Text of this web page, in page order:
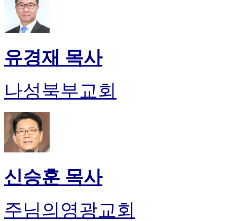
유경재 목사
나성북부교회
신승훈 목사
주님의영광교회